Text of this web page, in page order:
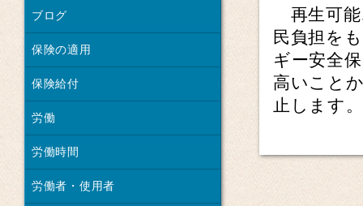
再生可能
民負担を
ギー安全
高いこと
止します。
ブログ
保険の適用
保険給付
労働
労働時間
労働者・使用者